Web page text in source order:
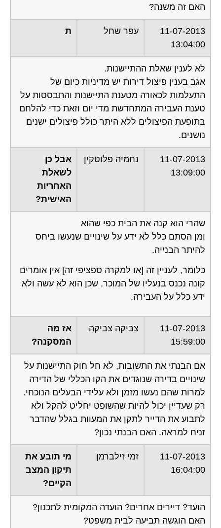
האם זה משנה?
11-07-2013
13:04:00
עפר שחל ת
לא לענין שאלת ההתיישנות.
אגב בענין פיצול דירות יש מדיניות כיום של
התעלמות לכאורה מטענת התיישנות והתבססות על
טענת העבירה המתחדשת מדי יום וזאת כדי להלחם
בתופעת הפיצולים ללא היתר כולל פיצולים ישנים
נושנים.
11-07-2013
13:09:00
נחמיה פלוטקין
אבל כן
לשאלת
האחריות
האישית?
שהרי הוא קנה את הבית כפי שהוא
ומן הסתם כלל לא ידע על שינויים שנעשו ביחס
להיתר הבנייה.
כלומר, לעניין זה [או למקרה ספציפי זה] אין אומרים
קונה נכנס בנעליו של המוכר, שכן הוא לא עשה ולא
ידע כלל על העבירה.
11-07-2013
15:59:00
צביקה צביקה
אז מה
המסקנה?
אם הבנתי את התשובות, לא חל חוק התיישנות על
שינויים בדירה שנוגדים את הקו הכללי של הדירה
למרות שהם נעשו מזמן ולא עלידי הבעלים הנוכחי.
רק שעדיין יכול להיות שהשופט יחליט להקל ולא
לתבוע את הדייר לתקן את המעוות בגלל שהדבר
זניח למראה. האם הבנתי נכון?
11-07-2013
16:04:00
זמי זילברמן
מי תובע את
תיקון המצב
הקיים?
הועד? דיירים אחרים? הועדה המקומית לתכנון?
האם הוגשה תביעה לבית משפט?